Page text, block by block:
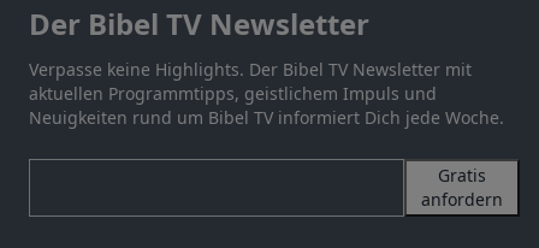
Der Bibel TV Newsletter
Verpasse keine Highlights. Der Bibel TV Newsletter mit
aktuellen Programmtipps, geistlichem Impuls und
Neuigkeiten rund um Bibel TV informiert Dich jede Woche.
Gratis
anfordern